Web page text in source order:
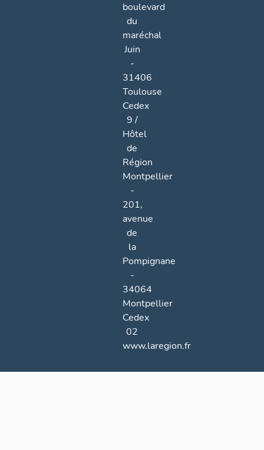
boulevard
du
maréchal
Juin
-
31406
Toulouse
Cedex
9 /
Hôtel
de
Région
Montpellier
-
201,
avenue
de
la
Pompignane
-
34064
Montpellier
Cedex
02
www.laregion.fr